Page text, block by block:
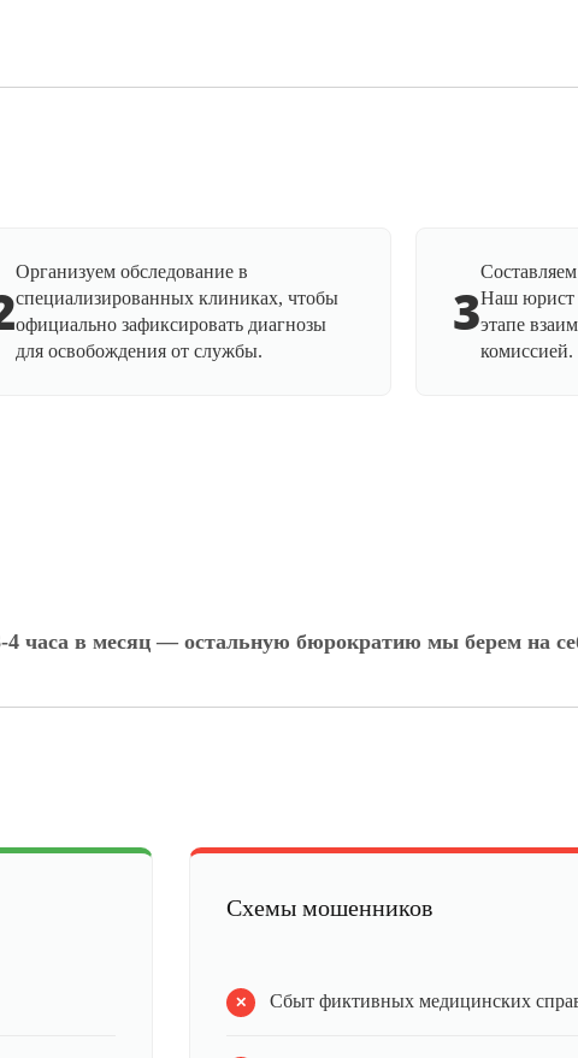
Организуем обследование в
специализированных клиниках, чтобы
официально зафиксировать диагнозы
для освобождения от службы.
3Наш юрист
этапе
комиссией.
4 часа в месяц — остальную бюрократию мы берем на
Схемы мошенников
Сбыт фиктивных медицинских